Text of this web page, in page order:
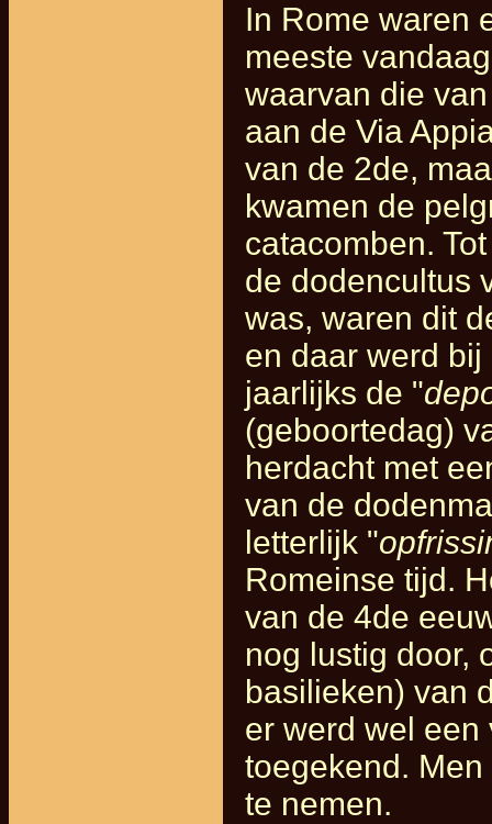
In Rome waren
meeste
waarvan die
aan de Via
van de 2de,
kwamen de
catacomben.
de dodencultus
was, waren dit
en daar werd
jaarlijks de "
(geboortedag)
herdacht met
van de
letterlijk "
Romeinse tijd.
van de 4de
nog lustig door,
basilieken) van
er werd wel
toegekend.
te nemen.